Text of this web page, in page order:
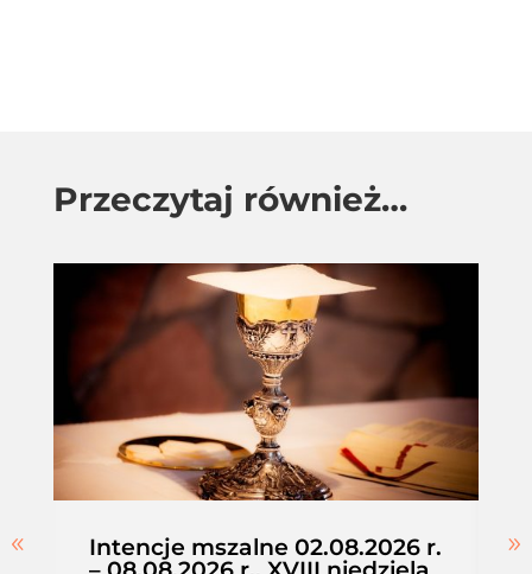
Przeczytaj również…
Intencje mszalne 02.08.2026 r.